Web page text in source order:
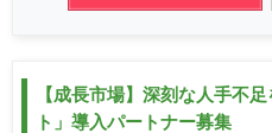
【成長市場】深刻な人手不
ト」導入パートナー募集